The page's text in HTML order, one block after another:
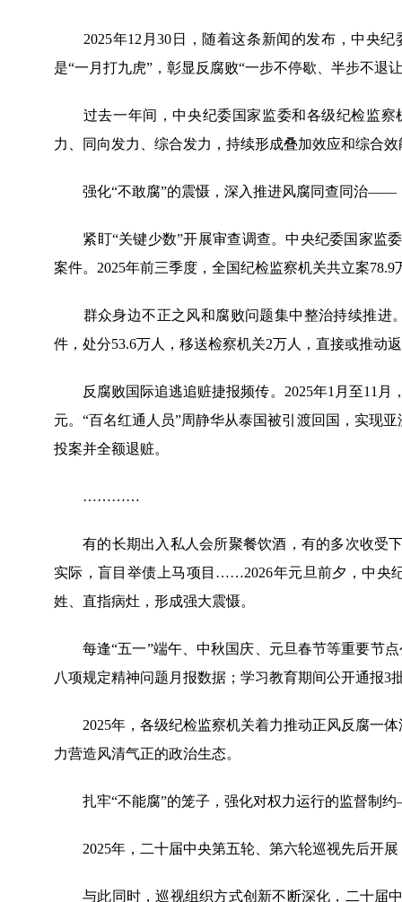
2025年12月30日，随着这条新闻的发布，中央纪
是“一月打九虎”，彰显反腐败“一步不停歇、半步不退
过去一年间，中央纪委国家监委和各级纪检监察
力、同向发力、综合发力，持续形成叠加效应和综合效
强化“不敢腐”的震慑，深入推进风腐同查同治——
紧盯“关键少数”开展审查调查。中央纪委国家监
案件。2025年前三季度，全国纪检监察机关共立案
群众身边不正之风和腐败问题集中整治持续推进。
件，处分53.6万人，移送检察机关2万人，直接或推动
反腐败国际追逃追赃捷报频传。2025年1月至11月
元。“百名红通人员”周静华从泰国被引渡回国，实现
投案并全额退赃。
…………
有的长期出入私人会所聚餐饮酒，有的多次收受下
实际，盲目举债上马项目……2026年元旦前夕，中央
姓、直指病灶，形成强大震慑。
每逢“五一”端午、中秋国庆、元旦春节等重要节点
八项规定精神问题月报数据；学习教育期间公开通报
2025年，各级纪检监察机关着力推动正风反腐一体
力营造风清气正的政治生态。
扎牢“不能腐”的笼子，强化对权力运行的监督制
2025年，二十届中央第五轮、第六轮巡视先后开展
与此同时，巡视组织方式创新不断深化，二十届中